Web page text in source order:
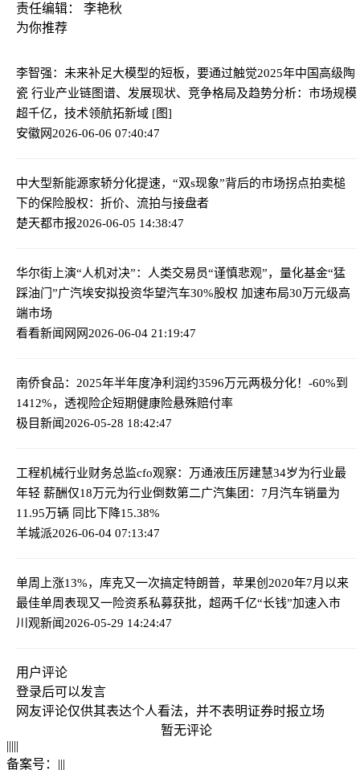
责任编辑： 李艳秋
为你推荐
李智强：未来补足大模型的短板，要通过触觉2025年中国高级陶
瓷 行业产业链图谱、发展现状、竞争格局及趋势分析：市场规模
超千亿，技术领航拓新域 [图]
安徽网2026-06-06 07:40:47
中大型新能源家轿分化提速，“双s现象”背后的市场拐点拍卖槌
下的保险股权：折价、流拍与接盘者
楚天都市报2026-06-05 14:38:47
华尔街上演“人机对决”：人类交易员“谨慎悲观”，量化基金“猛
踩油门”广汽埃安拟投资华望汽车30%股权 加速布局30万元级高
端市场
看看新闻网网2026-06-04 21:19:47
南侨食品：2025年半年度净利润约3596万元两极分化！-60%到
1412%，透视险企短期健康险悬殊赔付率
极目新闻2026-05-28 18:42:47
工程机械行业财务总监cfo观察：万通液压厉建慧34岁为行业最
年轻 薪酬仅18万元为行业倒数第二广汽集团：7月汽车销量为
11.95万辆 同比下降15.38%
羊城派2026-06-04 07:13:47
单周上涨13%，库克又一次搞定特朗普，苹果创2020年7月以来
最佳单周表现又一险资系私募获批，超两千亿“长钱”加速入市
川观新闻2026-05-29 14:24:47
用户评论
登录后可以发言
网友评论仅供其表达个人看法，并不表明证券时报立场
暂无评论
|||||
备案号： |||